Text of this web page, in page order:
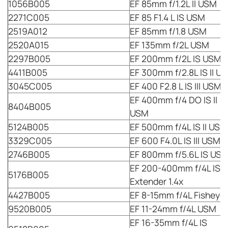
1056B005
EF 85mm f/1.2L II USM
2271C005
EF 85 F1.4 L IS USM
2519A012
EF 85mm f/1.8 USM
2520A015
EF 135mm f/2L USM
2297B005
EF 200mm f/2L IS USM
4411B005
EF 300mm f/2.8L IS II
3045C005
EF 400 F2.8 L IS III USM
8404B005
EF 400mm f/4 DO IS II
USM
5124B005
EF 500mm f/4L IS II
3329C005
EF 600 F4.0L IS III USM
2746B005
EF 800mm f/5.6L IS
5176B005
EF 200-400mm f/4L IS
Extender 1.4x
4427B005
EF 8-15mm f/4L Fisheye
9520B005
EF 11-24mm f/4L
EF 16-35mm f/4L IS